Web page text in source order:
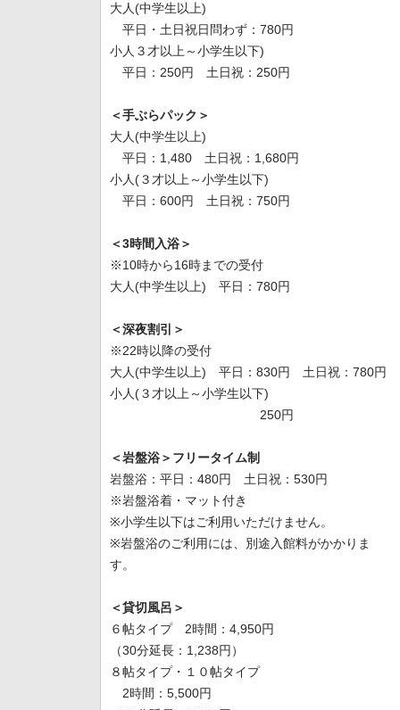
大人(中学生以上)
平日・土日祝日問わず：780円
小人３才以上～小学生以下)
平日：250円 土日祝：250円
＜手ぶらパック＞
大人(中学生以上)
平日：1,480 土日祝：1,680円
小人(３才以上～小学生以下)
平日：600円 土日祝：750円
＜3時間入浴＞
※10時から16時までの受付
大人(中学生以上) 平日：780円
＜深夜割引＞
※22時以降の受付
大人(中学生以上) 平日：830円 土日祝：780円
小人(３才以上～小学生以下)
250円
＜岩盤浴＞フリータイム制
岩盤浴：平日：480円 土日祝：530円
※岩盤浴着・マット付き
※小学生以下はご利用いただけません。
※岩盤浴のご利用には、別途入館料がかかりま
す。
＜貸切風呂＞
６帖タイプ 2時間：4,950円
（30分延長：1,238円）
８帖タイプ・１０帖タイプ
2時間：5,500円